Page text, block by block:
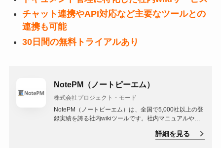
チャット連携やAPI対応など主要なツールとの
連携も可能
30日間の無料トライアルあり
NotePM（ノートピーエム）
株式会社プロジェクト・モード
NotePM（ノートピーエム）は、全国で5,000社以上の登
録実績を誇る社内wikiツールです。社内マニュアルや議
元管理し、業務効率化・組織パフォーマンスを向上させ
詳細を見る